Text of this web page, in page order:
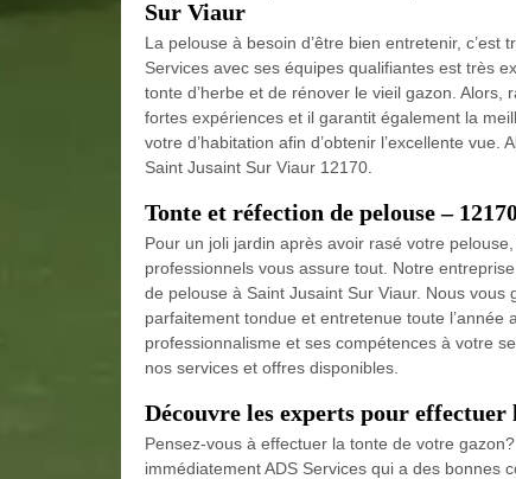
Sur Viaur
La pelouse à besoin d’être bien entretenir,
Services avec ses équipes qualifiantes est très
tonte d’herbe et de rénover le vieil gazon. Alors,
fortes expériences et il garantit également la
votre d’habitation afin d’obtenir l’excellente
Saint Jusaint Sur Viaur 12170.
Tonte et réfection de pelouse –
Pour un joli jardin après avoir rasé votre
professionnels vous assure tout. Notre
de pelouse à Saint Jusaint Sur Viaur. Nous vous
parfaitement tondue et entretenue toute
professionnalisme et ses compétences à votre
nos services et offres disponibles.
Découvre les experts pour
Pensez-vous à effectuer la tonte de votre
immédiatement ADS Services qui a des bonnes